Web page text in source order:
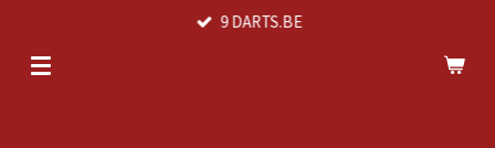
naar
9 DARTS.BE